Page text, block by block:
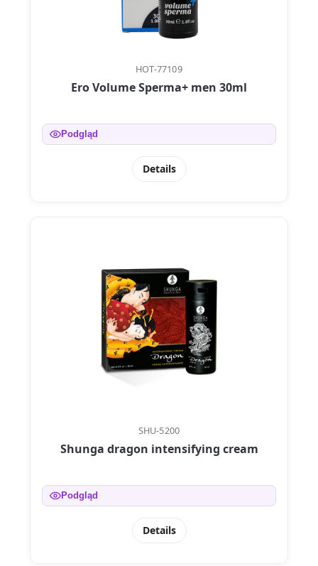
HOT-77109
Ero Volume Sperma+ men 30ml
Podgląd
Details
SHU-5200
Shunga dragon intensifying cream
Podgląd
Details